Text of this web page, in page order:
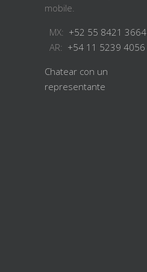
mobile.
MX: +52 55 8421 3664
AR: +54 11 5239 4056
Chatear con un
representante